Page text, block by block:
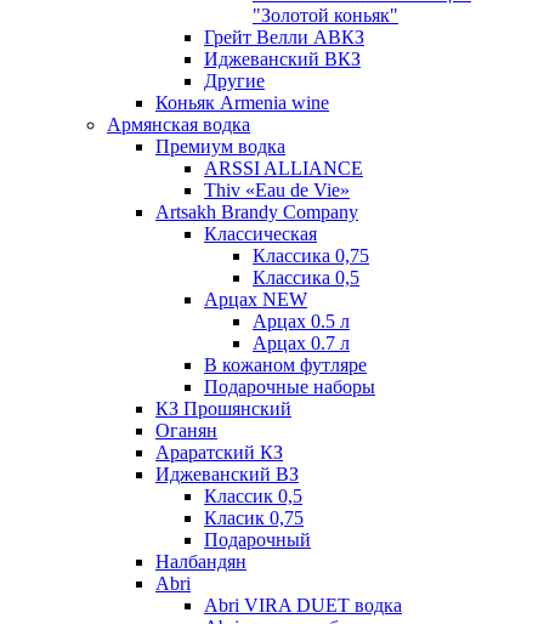
"Золотой коньяк"
Грейт Велли АВКЗ
Иджеванский ВКЗ
Другие
Коньяк Armenia wine
Армянская водка
Премиум водка
ARSSI ALLIANCE
Thiv «Eau de Vie»
Artsakh Brandy Company
Классическая
Классика 0,75
Классика 0,5
Арцах NEW
Арцах 0.5 л
Арцах 0.7 л
В кожаном футляре
Подарочные наборы
КЗ Прошянский
Оганян
Араратский КЗ
Иджеванский ВЗ
Классик 0,5
Класик 0,75
Подарочный
Налбандян
Abri
Abri VIRA DUET водка